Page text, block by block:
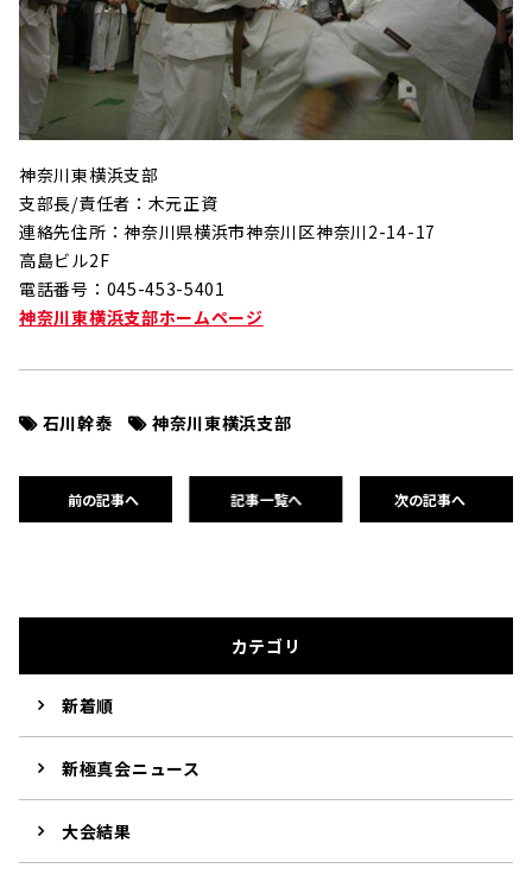
神奈川東横浜支部
支部長/責任者：木元正資
連絡先住所：神奈川県横浜市神奈川区神奈川2-14-17
高島ビル2F
電話番号：045-453-5401
神奈川東横浜支部ホームページ
石川幹泰 神奈川東横浜支部
前の記事へ 記事一覧へ 次の記事へ
カテゴリ
新着順
新極真会ニュース
大会結果